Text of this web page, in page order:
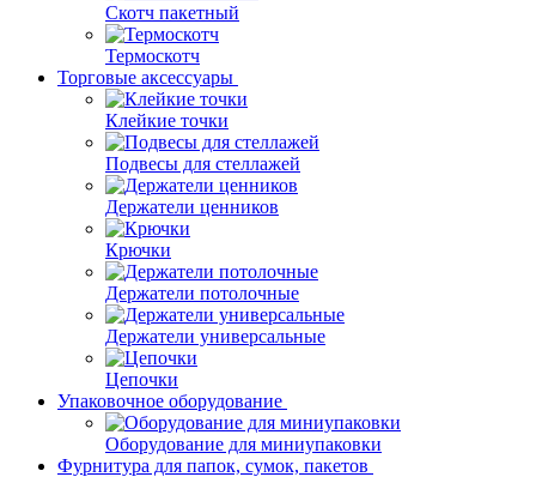
Скотч пакетный
Термоскотч
Торговые аксессуары
Клейкие точки
Подвесы для стеллажей
Держатели ценников
Крючки
Держатели потолочные
Держатели универсальные
Цепочки
Упаковочное оборудование
Оборудование для миниупаковки
Фурнитура для папок, сумок, пакетов